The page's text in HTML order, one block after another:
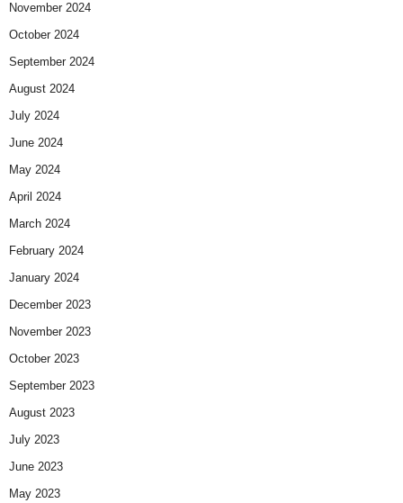
November 2024
October 2024
September 2024
August 2024
July 2024
June 2024
May 2024
April 2024
March 2024
February 2024
January 2024
December 2023
November 2023
October 2023
September 2023
August 2023
July 2023
June 2023
May 2023